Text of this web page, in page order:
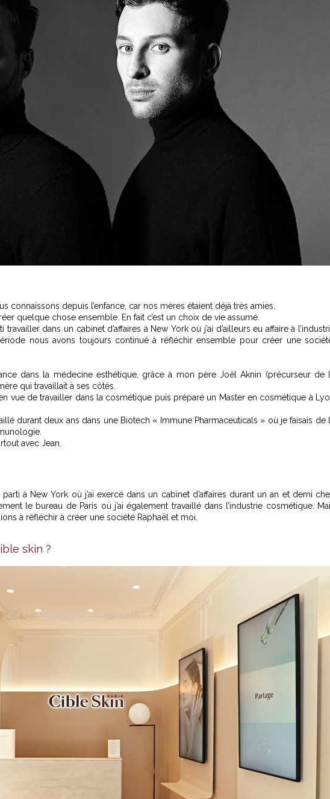
connaissons depuis l’enfance, car nos mères étaient déjà très amies.
quelque chose ensemble. En fait c’est un choix de vie assumé.
dans un cabinet d’affaires à New York où j’ai d’ailleurs eu affaire à
nous avons toujours continué à réfléchir ensemble pour créer une
dans la médecine esthétique, grâce à mon père Joël Aknin (précurseur de
qui travaillait à ses côtés.
vue de travailler dans la cosmétique puis préparé un Master en cosmétique à
durant deux ans dans une Biotech « Immune Pharmaceuticals » où je faisais de
avec Jean.
à New York où j’ai exercé dans un cabinet d’affaires durant un an et demi
le bureau de Paris où j’ai également travaillé dans l’industrie cosmétique.
à réfléchir à créer une société Raphaël et moi.
skin ?